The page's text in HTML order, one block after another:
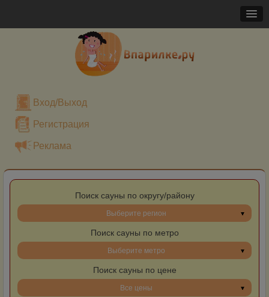
Вход/Выход
Регистрация
Реклама
Поиск сауны по округу/району
Выберите регион
Поиск сауны по метро
Выберите метро
Поиск сауны по цене
Все цены